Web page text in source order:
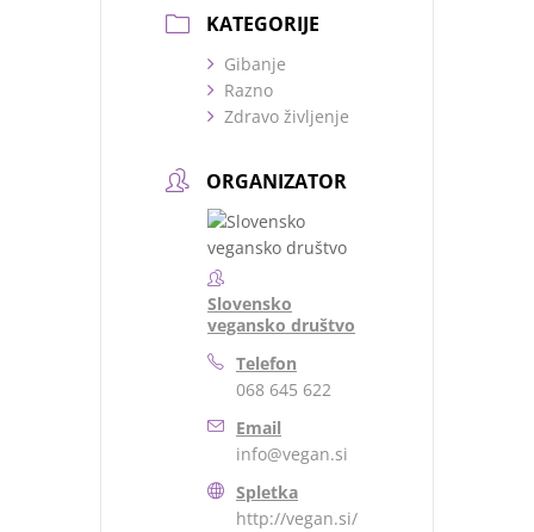
KATEGORIJE
Gibanje
Razno
Zdravo življenje
ORGANIZATOR
Slovensko
vegansko društvo
Telefon
068 645 622
Email
info@vegan.si
Spletka
http://vegan.si/